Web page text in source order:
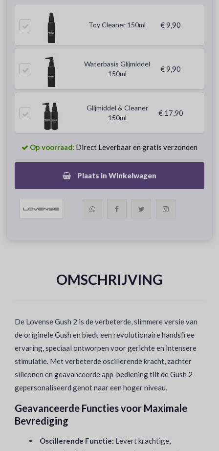
Toy Cleaner 150ml € 9,90
Waterbasis Glijmiddel
150ml
€ 9,90
Glijmiddel & Cleaner
150ml
€ 17,90
Op voorraad: Direct Leverbaar en gratis verzonden
Plaats in Winkelwagen
OMSCHRIJVING
De Lovense Gush 2 is de verbeterde, slimmere versie van
de originele Gush en biedt een revolutionaire handsfree
ervaring, speciaal ontworpen voor gerichte en intensere
stimulatie. Met verbeterde oscillerende kracht, zachter
siliconen en geavanceerde app-bediening tilt de Gush 2
gepersonaliseerd genot naar een hoger niveau.
Geavanceerde Functies voor Maximale
Bevrediging
Oscillerende Functie: Levert krachtige,